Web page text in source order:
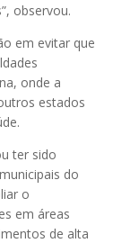
observou.
em evitar que
onde a
estados
ter sido
do
o
em áreas
de alta